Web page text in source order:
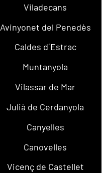
Viladecans
Avinyonet del Penedès
Caldes d´Estrac
Muntanyola
Vilassar de Mar
Julià de Cerdanyola
Canyelles
Canovelles
Vicenç de Castellet